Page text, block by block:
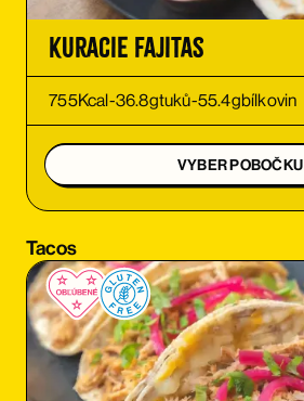
OBJEDNAŤ
OBJEDNAŤ
OBJEDNAŤ
OBJEDNAŤ
OBJEDNAŤ
OBJEDNAŤ
Kuracie Fajitas
755Kcal-36.8gtuků-55.4gbílkovin
VYBER POBOČKU
Tacos